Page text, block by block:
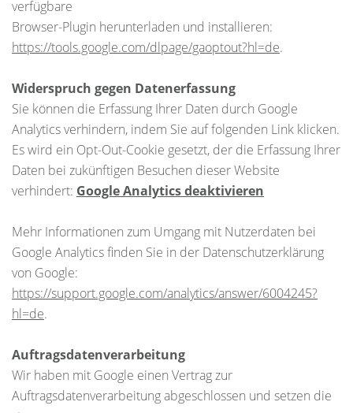
verfügbare
Browser-Plugin herunterladen und installieren:
https://tools.google.com/dlpage/gaoptout?hl=de.
Widerspruch gegen Datenerfassung
Sie können die Erfassung Ihrer Daten durch Google
Analytics verhindern, indem Sie auf folgenden Link klicken.
Es wird ein Opt-Out-Cookie gesetzt, der die Erfassung Ihrer
Daten bei zukünftigen Besuchen dieser Website
verhindert: Google Analytics deaktivieren
Mehr Informationen zum Umgang mit Nutzerdaten bei
Google Analytics finden Sie in der Datenschutzerklärung
von Google:
https://support.google.com/analytics/answer/6004245?
hl=de.
Auftragsdatenverarbeitung
Wir haben mit Google einen Vertrag zur
Auftragsdatenverarbeitung abgeschlossen und setzen die